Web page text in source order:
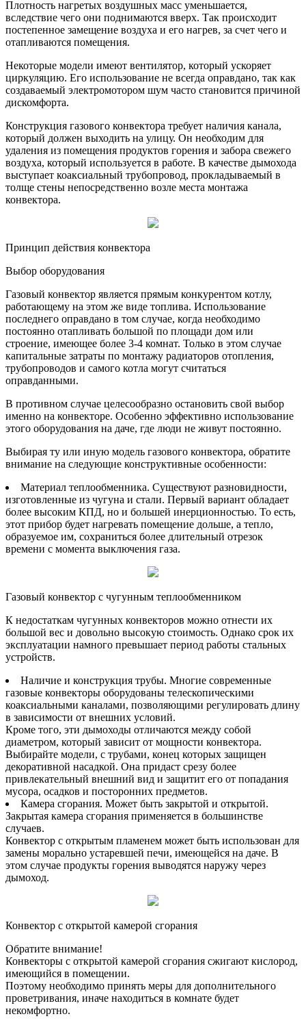
Плотность нагретых воздушных масс уменьшается,
вследствие чего они поднимаются вверх. Так происходит
постепенное замещение воздуха и его нагрев, за счет чего и
отапливаются помещения.
Некоторые модели имеют вентилятор, который ускоряет
циркуляцию. Его использование не всегда оправдано, так как
создаваемый электромотором шум часто становится причиной
дискомфорта.
Конструкция газового конвектора требует наличия канала,
который должен выходить на улицу. Он необходим для
удаления из помещения продуктов горения и забора свежего
воздуха, который используется в работе. В качестве дымохода
выступает коаксиальный трубопровод, прокладываемый в
толще стены непосредственно возле места монтажа
конвектора.
Принцип действия конвектора
Выбор оборудования
Газовый конвектор является прямым конкурентом котлу,
работающему на этом же виде топлива. Использование
последнего оправдано в том случае, когда необходимо
постоянно отапливать большой по площади дом или
строение, имеющее более 3-4 комнат. Только в этом случае
капитальные затраты по монтажу радиаторов отопления,
трубопроводов и самого котла могут считаться
оправданными.
В противном случае целесообразно остановить свой выбор
именно на конвекторе. Особенно эффективно использование
этого оборудования на даче, где люди не живут постоянно.
Выбирая ту или иную модель газового конвектора, обратите
внимание на следующие конструктивные особенности:
Материал теплообменника. Существуют разновидности,
изготовленные из чугуна и стали. Первый вариант обладает
более высоким КПД, но и большей инерционностью. То есть,
этот прибор будет нагревать помещение дольше, а тепло,
образуемое им, сохраниться более длительный отрезок
времени с момента выключения газа.
Газовый конвектор с чугунным теплообменником
К недостаткам чугунных конвекторов можно отнести их
большой вес и довольно высокую стоимость. Однако срок их
эксплуатации намного превышает период работы стальных
устройств.
Наличие и конструкция трубы. Многие современные
газовые конвекторы оборудованы телескопическими
коаксиальными каналами, позволяющими регулировать длину
в зависимости от внешних условий.
Кроме того, эти дымоходы отличаются между собой
диаметром, который зависит от мощности конвектора.
Выбирайте модели, с трубами, конец которых защищен
декоративной насадкой. Она придаст срезу более
привлекательный внешний вид и защитит его от попадания
мусора, осадков и посторонних предметов.
Камера сгорания. Может быть закрытой и открытой.
Закрытая камера сгорания применяется в большинстве
случаев.
Конвектор с открытым пламенем может быть использован для
замены морально устаревшей печи, имеющейся на даче. В
этом случае продукты горения выводятся наружу через
дымоход.
Конвектор с открытой камерой сгорания
Обратите внимание!
Конвекторы с открытой камерой сгорания сжигают кислород,
имеющийся в помещении.
Поэтому необходимо принять меры для дополнительного
проветривания, иначе находиться в комнате будет
некомфортно.